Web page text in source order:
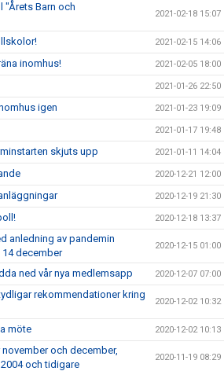
"Årets Barn och
2021-02-18 15:07
2021-02-15 14:06
inomhus! 2021-02-05 18:00
2021-01-26 22:50
igen 2021-01-23 19:09
2021-01-17 19:48
skjuts upp 2021-01-11 14:04
2020-12-21 12:00
2020-12-19 21:30
2020-12-18 13:37
anledning av pandemin
december
2020-12-15 01:00
ned vår nya medlemsapp 2020-12-07 07:00
rekommendationer kring
2020-12-02 10:32
möte 2020-12-02 10:13
och december,
och tidigare
2020-11-19 08:29